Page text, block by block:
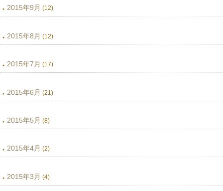
2015年9月 (12)
2015年8月 (12)
2015年7月 (17)
2015年6月 (21)
2015年5月 (8)
2015年4月 (2)
2015年3月 (4)